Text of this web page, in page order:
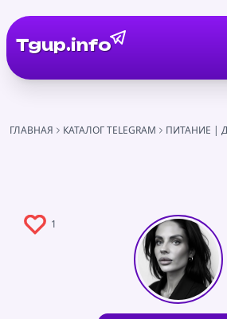
Tgup.info
ГЛАВНАЯ КАТАЛОГ TELEGRAM ПИТАНИЕ |
1